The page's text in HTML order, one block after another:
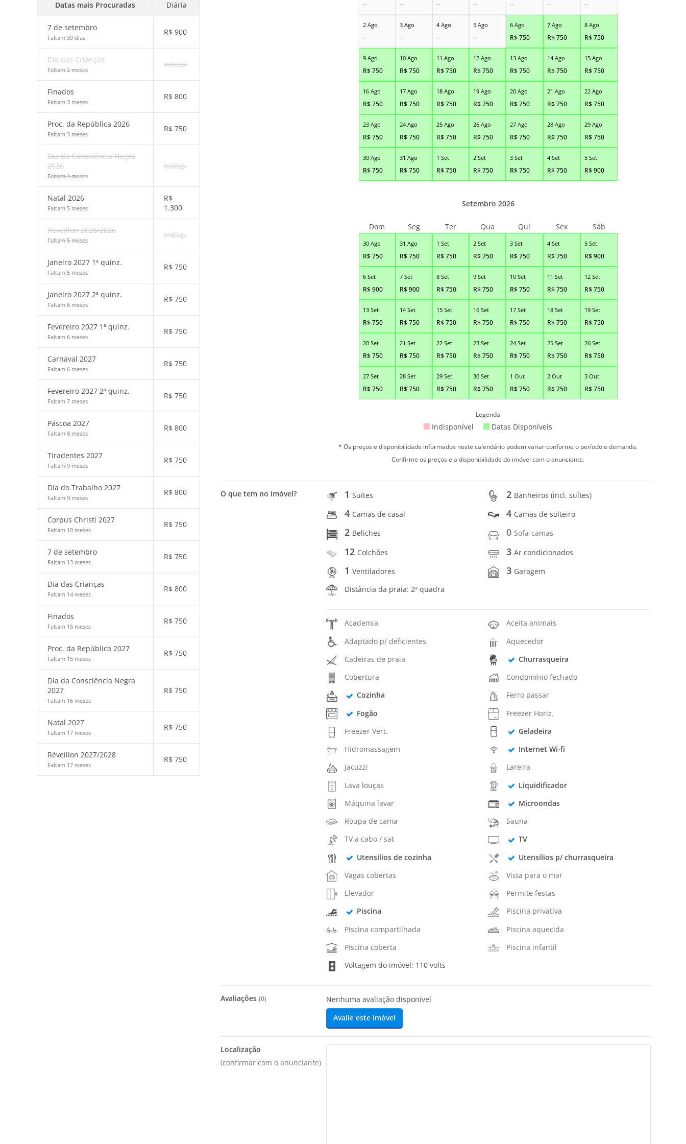
Datas mais Procuradas Diária
7 de setembro
Faltam 30 dias
R$ 900
Dia das Crianças
Faltam 2 meses
Indisp.
Finados
Faltam 3 meses
R$ 800
Proc. da República 2026
Faltam 3 meses
R$ 750
Dia da Consciência Negra
2026
Faltam 4 meses
Indisp.
Natal 2026
Faltam 5 meses
R$
1.300
Réveillon 2026/2026
Faltam 5 meses
Indisp.
Janeiro 2027 1ª quinz.
Faltam 5 meses
R$ 750
Janeiro 2027 2ª quinz.
Faltam 6 meses
R$ 750
Fevereiro 2027 1ª quinz.
Faltam 6 meses
R$ 750
Carnaval 2027
Faltam 6 meses
R$ 750
Fevereiro 2027 2ª quinz.
Faltam 7 meses
R$ 750
Páscoa 2027
Faltam 8 meses
R$ 800
Tiradentes 2027
Faltam 9 meses
R$ 750
Dia do Trabalho 2027
Faltam 9 meses
R$ 800
Corpus Christi 2027
Faltam 10 meses
R$ 750
7 de setembro
Faltam 13 meses
R$ 750
Dia das Crianças
Faltam 14 meses
R$ 800
Finados
Faltam 15 meses
R$ 750
Proc. da República 2027
Faltam 15 meses
R$ 750
Dia da Consciência Negra
2027
Faltam 16 meses
R$ 750
Natal 2027
Faltam 17 meses
R$ 750
Réveillon 2027/2028
Faltam 17 meses
R$ 750
-- -- -- -- -- -- --
2 Ago
--
3 Ago
--
4 Ago
--
5 Ago
--
6 Ago
R$750
7 Ago
R$750
8 Ago
R$750
9 Ago
R$750
10 Ago
R$750
11 Ago
R$750
12 Ago
R$750
13 Ago
R$750
14 Ago
R$750
15 Ago
R$750
16 Ago
R$750
17 Ago
R$750
18 Ago
R$750
19 Ago
R$750
20 Ago
R$750
21 Ago
R$750
22 Ago
R$750
23 Ago
R$750
24 Ago
R$750
25 Ago
R$750
26 Ago
R$750
27 Ago
R$750
28 Ago
R$750
29 Ago
R$750
30 Ago
R$750
31 Ago
R$750
1 Set
R$750
2 Set
R$750
3 Set
R$750
4 Set
R$750
5 Set
R$900
30 Ago
R$750
31 Ago
R$750
1 Set
R$750
2 Set
R$750
3 Set
R$750
4 Set
R$750
5 Set
R$900
6 Set
R$900
7 Set
R$900
8 Set
R$750
9 Set
R$750
10 Set
R$750
11 Set
R$750
12 Set
R$750
13 Set
R$750
14 Set
R$750
15 Set
R$750
16 Set
R$750
17 Set
R$750
18 Set
R$750
19 Set
R$750
20 Set
R$750
21 Set
R$750
22 Set
R$750
23 Set
R$750
24 Set
R$750
25 Set
R$750
26 Set
R$750
27 Set
R$750
28 Set
R$750
29 Set
R$750
30 Set
R$750
1 Out
R$750
2 Out
R$750
3 Out
R$750
Setembro 2026
Dom Seg Ter Qua Qui Sex Sáb
Legenda
Indisponível Datas Disponíveis
* Os preços e disponibilidade informados neste calendário podem variar conforme o período e demanda.
Confirme os preços e a disponibilidade do imóvel com o anunciante.
O que tem no imóvel? 1Suítes 2 Banheiros (incl. suítes)
4 Camas de casal 4 Camas de solteiro
2 Beliches 0 Sofa-camas
12 Colchões 3Ar condicionados
1Ventiladores 3 Garagem
Distância da praia: 2ª quadra
Academia
Aceita animais
Adaptado p/ deficientes
Aquecedor
Cadeiras de praia
Churrasqueira
Cobertura
Condomínio fechado
Cozinha
Ferro passar
Fogão
Freezer Horiz.
Freezer Vert.
Geladeira
Hidromassagem
Internet Wi-fi
Jacuzzi
Lareira
Lava louças
Liquidificador
Máquina lavar
Microondas
Roupa de cama
Sauna
TV a cabo / sat
TV
Utensílios de cozinha
Utensílios p/ churrasqueira
Vagas cobertas
Vista para o mar
Elevador
Permite festas
Piscina
Piscina privativa
Piscina compartilhada
Piscina aquecida
Piscina coberta
Piscina infantil
Voltagem do imóvel: 110 volts
Avaliações (0)
Nenhuma avaliação disponível
Avalie este imóvel
Localização
(confirmar com o anunciante)